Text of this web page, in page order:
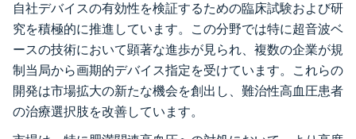
自社デバイスの有効性を検証するための臨床試験および研
究を積極的に推進しています。この分野では特に超音波ベ
ースの技術において顕著な進歩が見られ、複数の企業が規
制当局から画期的デバイス指定を受けています。これらの
開発は市場拡大の新たな機会を創出し、難治性高血圧患者
の治療選択肢を改善しています。